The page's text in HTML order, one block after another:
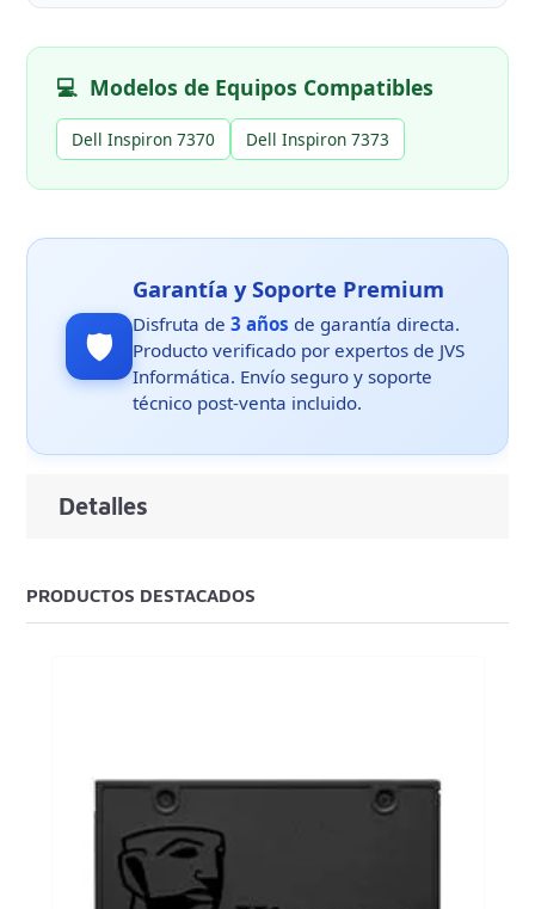
💻 Modelos de Equipos Compatibles
Dell Inspiron 7370 Dell Inspiron 7373
🛡️
Garantía y Soporte Premium
Disfruta de3 años de garantía directa.
Producto verificado por expertos de JVS
Informática. Envío seguro y soporte
técnico post-venta incluido.
Detalles
PRODUCTOS DESTACADOS